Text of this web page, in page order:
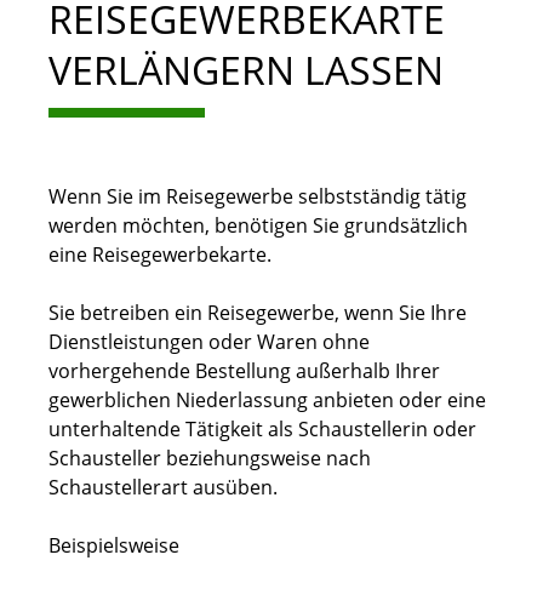
REISEGEWERBEKARTE
VERLÄNGERN LASSEN
Wenn Sie im Reisegewerbe selbstständig tätig
werden möchten, benötigen Sie grundsätzlich
eine Reisegewerbekarte.
Sie betreiben ein Reisegewerbe, wenn Sie Ihre
Dienstleistungen oder Waren ohne
vorhergehende Bestellung außerhalb Ihrer
gewerblichen Niederlassung anbieten oder eine
unterhaltende Tätigkeit als Schaustellerin oder
Schausteller beziehungsweise nach
Schaustellerart ausüben.
Beispielsweise